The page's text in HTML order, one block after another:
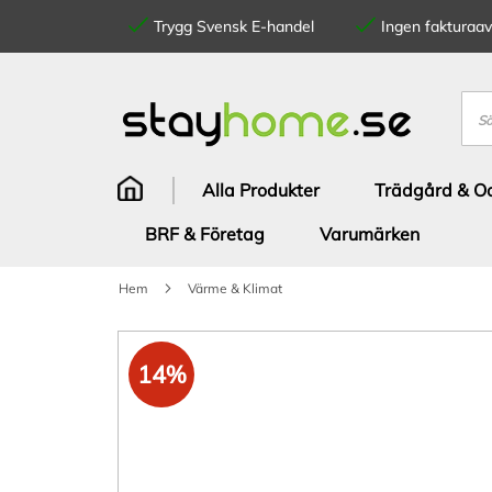
Trygg Svensk E-handel Ingen
innehållet
Sök
Alla Produkter Trädgård &
BRF & Företag
Varumärken
Hem Värme & Klimat
Hoppa
till
slutet14%